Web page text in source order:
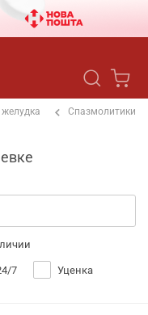
Спазмолитики
7 Уценка